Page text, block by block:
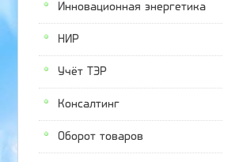
Инновационная энергетика
НИР
Учёт ТЭР
Консалтинг
Оборот товаров